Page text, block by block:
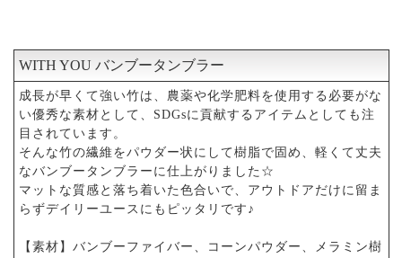
3
WITH YOU バンブータンブラー
成長が早くて強い竹は、農薬や化学肥料を使用する必要がな
い優秀な素材として、SDGsに貢献するアイテムとしても注
目されています。
そんな竹の繊維をパウダー状にして樹脂で固め、軽くて丈夫
なバンブータンブラーに仕上がりました☆
マットな質感と落ち着いた色合いで、アウトドアだけに留ま
らずデイリーユースにもピッタリです♪
【素材】バンブーファイバー、コーンパウダー、メラミン樹